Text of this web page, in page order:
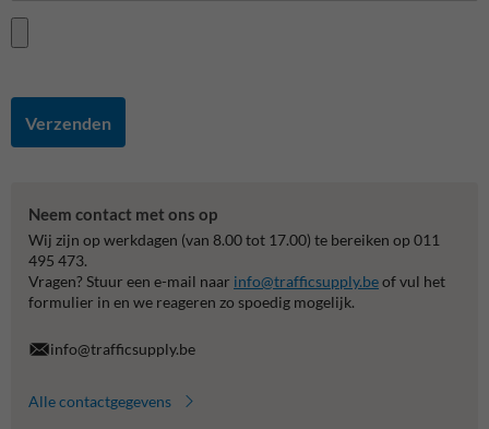
Verzenden
Neem contact met ons op
Wij zijn op werkdagen (van 8.00 tot 17.00) te bereiken op 011
495 473.
Vragen? Stuur een e-mail naar info@trafficsupply.beof vul het
formulier in en we reageren zo spoedig mogelijk.
info@trafficsupply.be
Alle contactgegevens